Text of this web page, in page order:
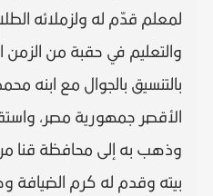
لمعلم قدّم له ولزملائه
والتعليم في حقبة من الزمن
بالتنسيق بالجوال مع ابنه
الأقصر جمهورية مصر،
وذهب به إلى محافظة قنا
بيته وقدم له كرم الضيافة